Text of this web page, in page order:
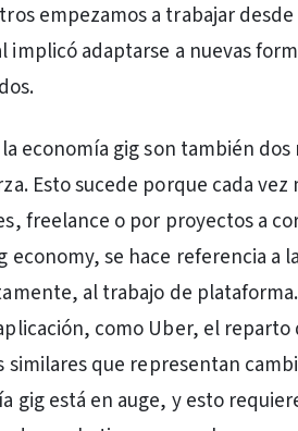
empezamos a trabajar desde
adaptarse a nuevas
economía gig son también
Esto sucede porque cada vez
freelance o por proyectos a
economy, se hace referencia a
al trabajo de
como Uber, el
similares que representan
gig está en auge, y esto